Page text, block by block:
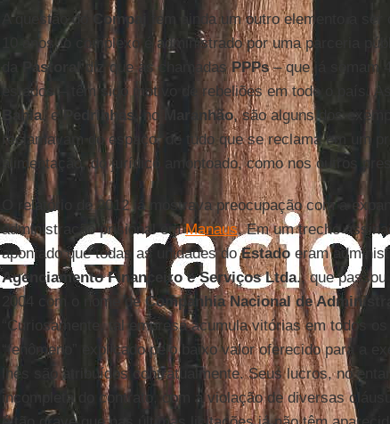
A questão do Compaj
tem ainda um outro elemento a
10 anos, o complexo é administrado por uma parceria
Pastoral diz que as chamadasPPPs– que já somam
estados – têm sido motivo de rebeliões em todo o país.
Bahia, ePedrinhas , no Maranhão, são alguns dos
reclamavam do espaço, de tudo que se reclama em um
alimentação, do jurídico amontoado, como nos outros
O relatório de 2012 já mostrava preocupação com a
administração prisional emManaus. Em um trecho
apontado que todas as unidades doEstadoeram
Agenciamento Financeiro e Serviços Ltda., que
2004 com o nome deCompanhia Nacional de
“Curiosamente, tal empresa acumula vitórias em todos
“fenômeno” explicado pelo baixo valor oferecido para a
lhes são atribuídos contratualmente. Seus lucros, no
incompleta do contrato, com a violação de diversas